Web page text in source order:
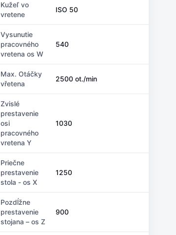
Kužeľ vo
vretene
ISO 50
Vysunutie
pracovného
vretena os W
540
Max. Otáčky
vřetena
2500 ot./min
Zvislé
prestavenie
osi
pracovného
vretena Y
1030
Priečne
prestavenie
stola - os X
1250
Pozdĺžne
prestavenie
stojana – os Z
900